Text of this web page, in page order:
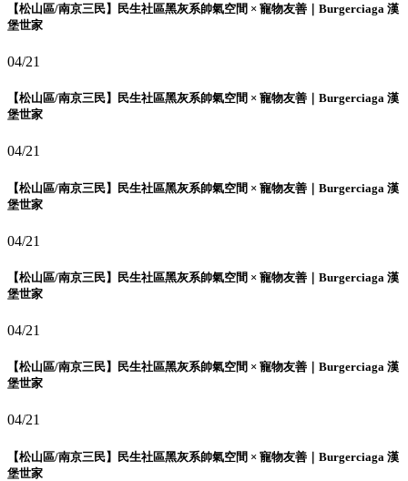
【松山區/南京三民】民生社區黑灰系帥氣空間 × 寵物友善｜Burgerciaga 漢
堡世家
04/21
【松山區/南京三民】民生社區黑灰系帥氣空間 × 寵物友善｜Burgerciaga 漢
堡世家
04/21
【松山區/南京三民】民生社區黑灰系帥氣空間 × 寵物友善｜Burgerciaga 漢
堡世家
04/21
【松山區/南京三民】民生社區黑灰系帥氣空間 × 寵物友善｜Burgerciaga 漢
堡世家
04/21
【松山區/南京三民】民生社區黑灰系帥氣空間 × 寵物友善｜Burgerciaga 漢
堡世家
04/21
【松山區/南京三民】民生社區黑灰系帥氣空間 × 寵物友善｜Burgerciaga 漢
堡世家